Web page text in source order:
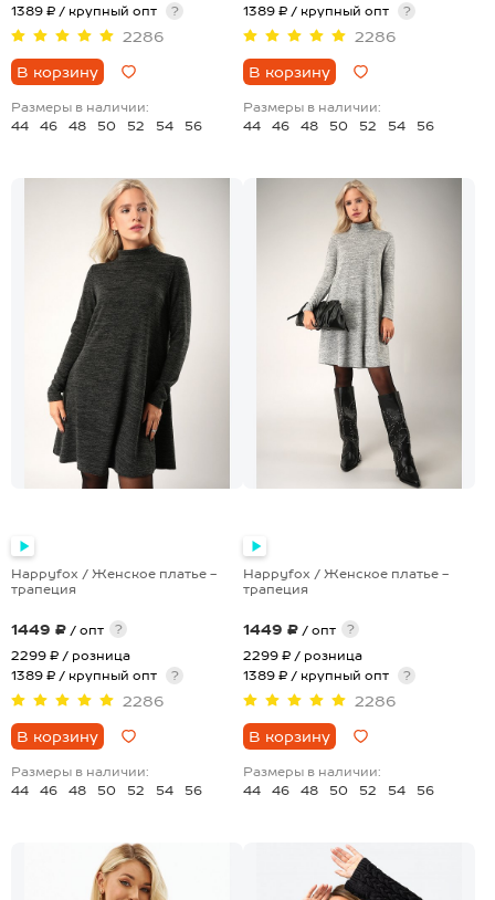
1389 ₽ / крупный опт
?
2286
В корзину
Размеры в наличии:
44
46 48 50 52 54 56
1389 ₽ / крупный опт
?
2286
В корзину
Размеры в наличии:
44
46 48 50 52 54 56
Happyfox / Женское платье -
трапеция
1449 ₽ / опт
?
2299 ₽ / розница
1389 ₽ / крупный опт
?
2286
В корзину
Размеры в наличии:
44
46 48 50 52 54 56
Happyfox / Женское платье -
трапеция
1449 ₽ / опт
?
2299 ₽ / розница
1389 ₽ / крупный опт
?
2286
В корзину
Размеры в наличии:
44
46 48 50 52 54 56